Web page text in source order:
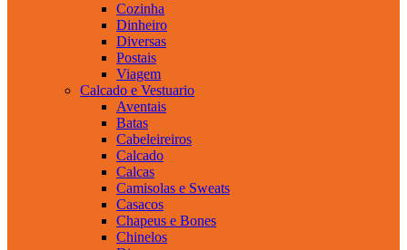
Cozinha
Dinheiro
Diversas
Postais
Viagem
Calcado e Vestuario
Aventais
Batas
Cabeleireiros
Calcado
Calcas
Camisolas e Sweats
Casacos
Chapeus e Bones
Chinelos